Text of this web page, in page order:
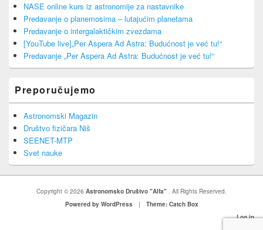
NASE online kurs iz astronomije za nastavnike
Predavanje o planemosima – lutajućim planetama
Predavanje o intergalaktičkim zvezdama
[YouTube live]„Per Aspera Ad Astra: Budućnost je već tu!“
Predavanje „Per Aspera Ad Astra: Budućnost je već tu!“
Preporučujemo
Astronomski Magazin
Društvo fizičara Niš
SEENET-MTP
Svet nauke
Copyright © 2026 Astronomsko Društvo "Alfa" . All Rights Reserved.
Powered by WordPress
|
Theme: Catch Box
Log in